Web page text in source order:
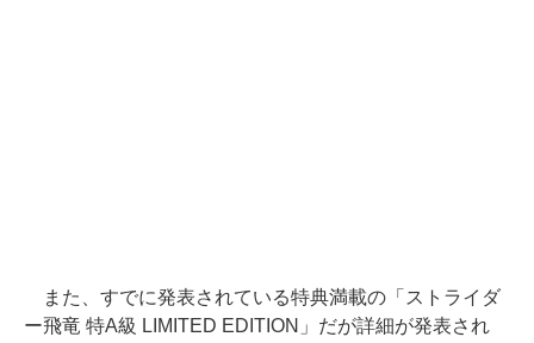
また、すでに発表されている特典満載の「ストライダ
ー飛竜 特A級 LIMITED EDITION」だが詳細が発表され